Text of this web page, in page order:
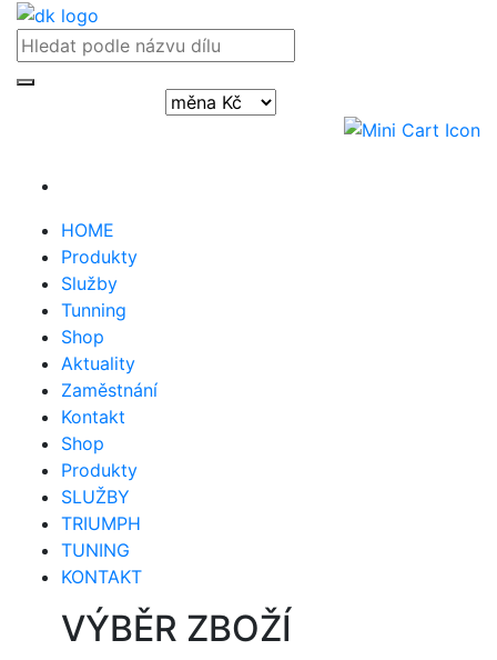
HOME
Produkty
Služby
Tunning
Shop
Aktuality
Zaměstnání
Kontakt
Shop
Produkty
SLUŽBY
TRIUMPH
TUNING
KONTAKT
VÝBĚR ZBOŽÍ